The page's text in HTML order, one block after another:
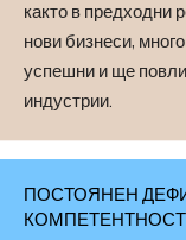
както в предходни
нови бизнеси,
успешни и ще
индустрии.
ПОСТОЯНЕН